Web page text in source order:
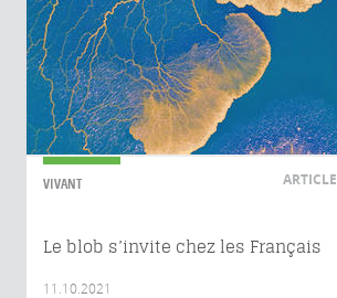
VIVANT ARTICLE
Le blob s’invite chez les Français
11.10.2021